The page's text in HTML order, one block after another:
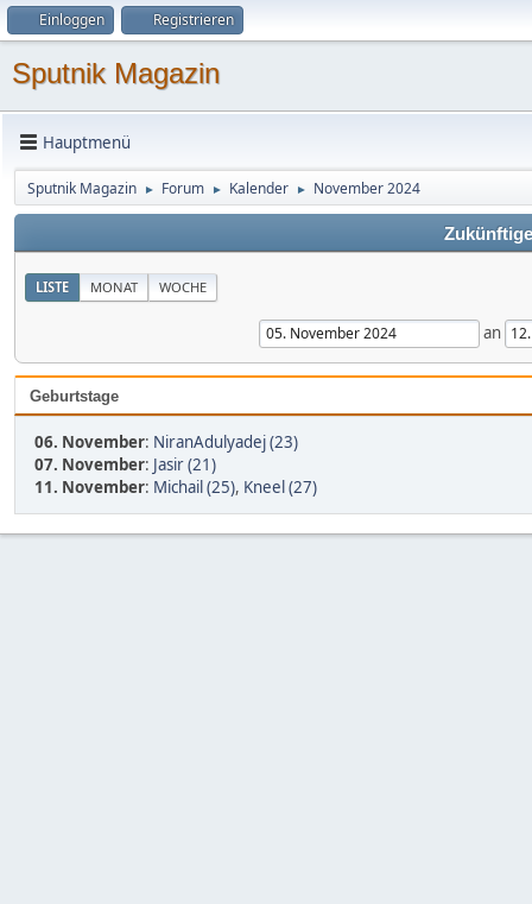
Einloggen Registrieren
Sputnik Magazin
Hauptmenü
Sputnik Magazin ► Forum ► Kalender ► November 2024
LISTE MONAT WOCHE
an
Geburtstage
06. November: NiranAdulyadej (23)
07. November: Jasir (21)
11. November: Michail (25), Kneel (27)